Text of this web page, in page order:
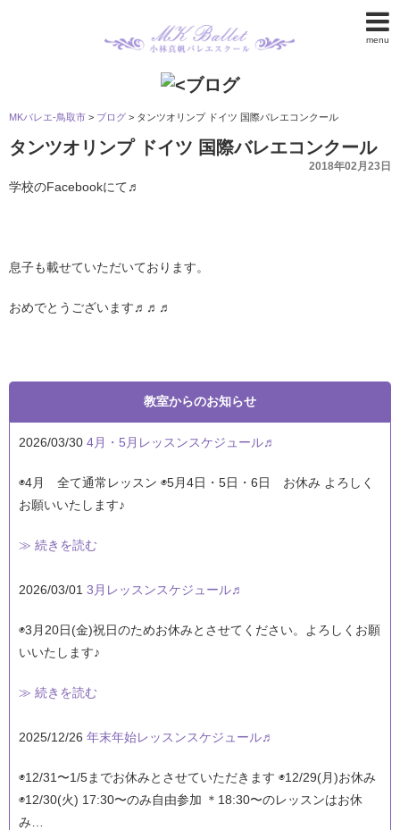
menu
MKバレエ-鳥取市 > ブログ > タンツオリンプ ドイツ 国際バレエコンクール
タンツオリンプ ドイツ 国際バレエコンクール
2018年02月23日
学校のFacebookにて♬
息子も載せていただいております。
おめでとうございます♬♬♬
教室からのお知らせ
2026/03/30 4月・5月レッスンスケジュール♬
◉4月 全て通常レッスン ◉5月4日・5日・6日 お休み よろしく
お願いいたします♪
≫ 続きを読む
2026/03/01 3月レッスンスケジュール♬
◉3月20日(金)祝日のためお休みとさせてください。よろしくお願
いいたします♪
≫ 続きを読む
2025/12/26 年末年始レッスンスケジュール♬
◉12/31〜1/5までお休みとさせていただきます ◉12/29(月)お休み
◉12/30(火) 17:30〜のみ自由参加 ＊18:30〜のレッスンはお休
み…